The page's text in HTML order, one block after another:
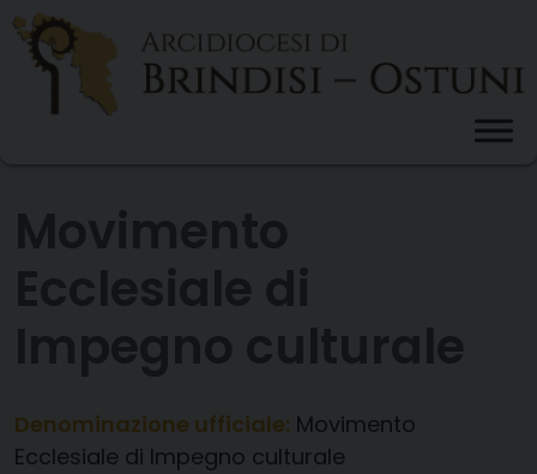
Skip
content
Denominazione ufficiale: Movimento
Ecclesiale di Impegno culturale